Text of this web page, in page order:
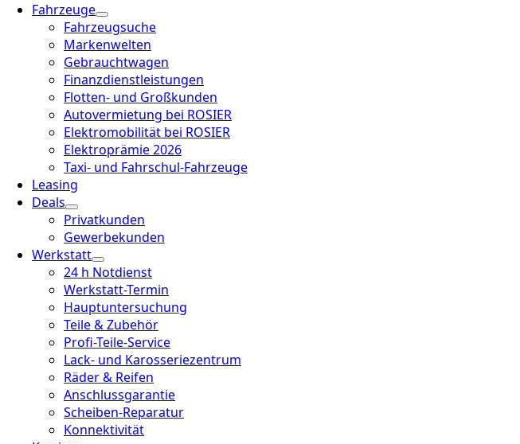
Fahrzeuge
Fahrzeugsuche
Markenwelten
Gebrauchtwagen
Finanzdienstleistungen
Flotten- und Großkunden
Autovermietung bei ROSIER
Elektromobilität bei ROSIER
Elektroprämie 2026
Taxi- und Fahrschul-Fahrzeuge
Leasing
Deals
Privatkunden
Gewerbekunden
Werkstatt
24 h Notdienst
Werkstatt-Termin
Hauptuntersuchung
Teile & Zubehör
Profi-Teile-Service
Lack- und Karosseriezentrum
Räder & Reifen
Anschlussgarantie
Scheiben-Reparatur
Konnektivität